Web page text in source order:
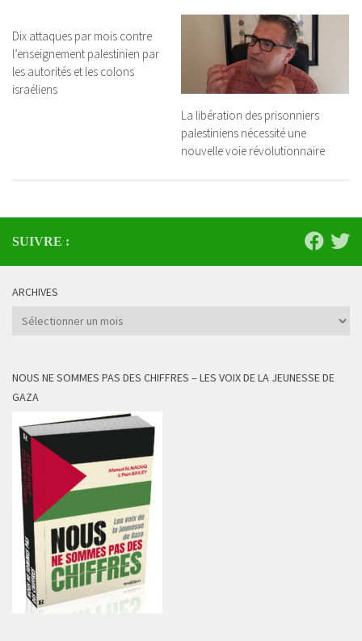
Dix attaques par mois contre
l’enseignement palestinien par
les autorités et les colons
israéliens
La libération des prisonniers
palestiniens nécessité une
nouvelle voie révolutionnaire
SUIVRE :
ARCHIVES
Archives
NOUS NE SOMMES PAS DES CHIFFRES – LES VOIX DE LA JEUNESSE DE
GAZA